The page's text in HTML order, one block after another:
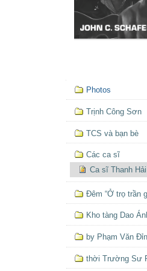
Mục
định
hướng
Photos
Trịnh Công Sơn
TCS và bạn bè
Các ca sĩ
Ca sĩ Thanh Hải
Đêm “Ở trọ trần
Kho tàng Dao
by Phạm Văn
thời Trường Sư